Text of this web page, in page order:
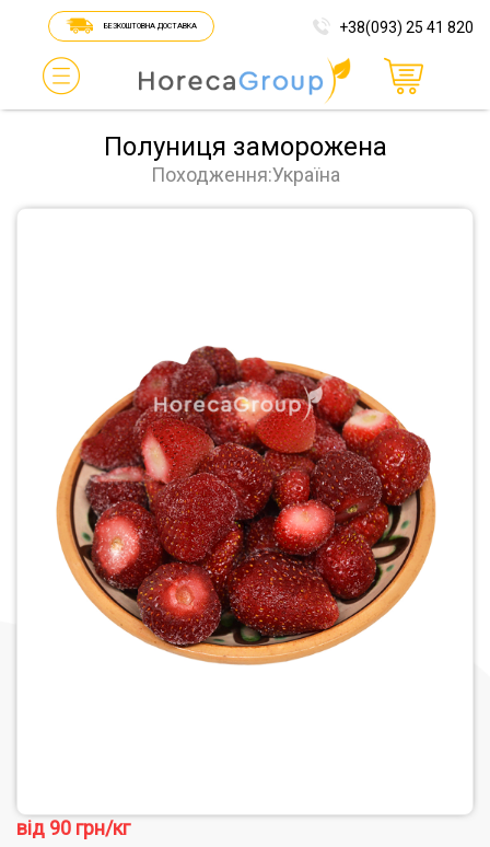
БЕЗКОШТОВНА ДОСТАВКА +38(093) 25 41 820
Полуниця заморожена
Походження:Україна
від 90 грн/кг